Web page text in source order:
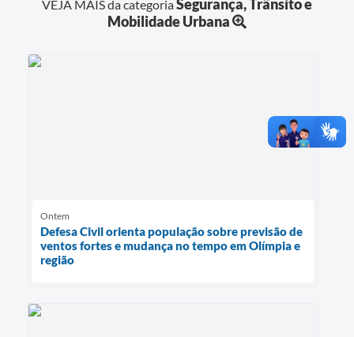
VEJA MAIS da categoriaSegurança, Trânsito e
Mobilidade Urbana
Ontem
Defesa Civil orienta população sobre previsão de
ventos fortes e mudança no tempo em Olímpia e
região